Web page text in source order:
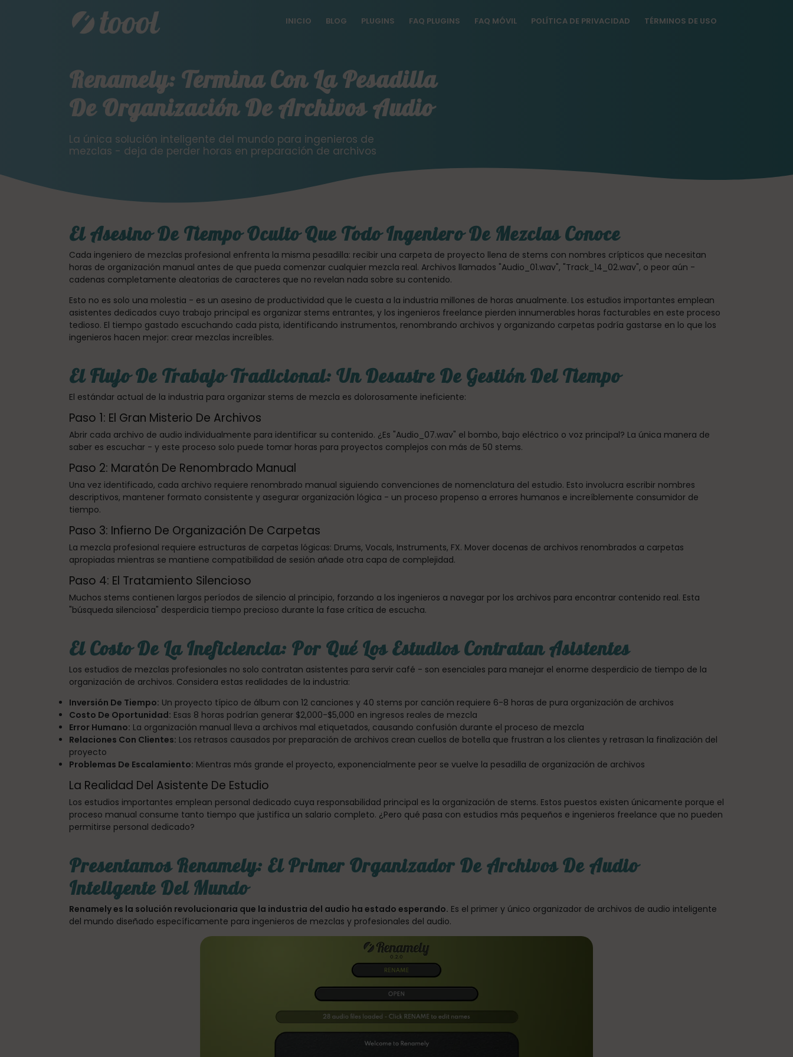
INICIO BLOG PLUGINS FAQ PLUGINS FAQ MÓVIL POLÍTICA DE PRIVACIDAD TÉRMINOS DE USO
Renamely: Termina Con La Pesadilla
De Organización De Archivos Audio
La única solución inteligente del mundo para ingenieros de
mezclas - deja de perder horas en preparación de archivos
El Asesino De Tiempo Oculto Que Todo Ingeniero De Mezclas Conoce
Cada ingeniero de mezclas profesional enfrenta la misma pesadilla: recibir una carpeta de proyecto llena de stems con nombres crípticos que necesitan
horas de organización manual antes de que pueda comenzar cualquier mezcla real. Archivos llamados "Audio_01.wav", "Track_14_02.wav", o peor aún -
cadenas completamente aleatorias de caracteres que no revelan nada sobre su contenido.
Esto no es solo una molestia - es un asesino de productividad que le cuesta a la industria millones de horas anualmente. Los estudios importantes emplean
asistentes dedicados cuyo trabajo principal es organizar stems entrantes, y los ingenieros freelance pierden innumerables horas facturables en este proceso
tedioso. El tiempo gastado escuchando cada pista, identificando instrumentos, renombrando archivos y organizando carpetas podría gastarse en lo que los
ingenieros hacen mejor: crear mezclas increíbles.
El Flujo De Trabajo Tradicional: Un Desastre De Gestión Del Tiempo
El estándar actual de la industria para organizar stems de mezcla es dolorosamente ineficiente:
Paso 1: El Gran Misterio De Archivos
Abrir cada archivo de audio individualmente para identificar su contenido. ¿Es "Audio_07.wav" el bombo, bajo eléctrico o voz principal? La única manera de
saber es escuchar - y este proceso solo puede tomar horas para proyectos complejos con más de 50 stems.
Paso 2: Maratón De Renombrado Manual
Una vez identificado, cada archivo requiere renombrado manual siguiendo convenciones de nomenclatura del estudio. Esto involucra escribir nombres
descriptivos, mantener formato consistente y asegurar organización lógica - un proceso propenso a errores humanos e increíblemente consumidor de
tiempo.
Paso 3: Infierno De Organización De Carpetas
La mezcla profesional requiere estructuras de carpetas lógicas: Drums, Vocals, Instruments, FX. Mover docenas de archivos renombrados a carpetas
apropiadas mientras se mantiene compatibilidad de sesión añade otra capa de complejidad.
Paso 4: El Tratamiento Silencioso
Muchos stems contienen largos períodos de silencio al principio, forzando a los ingenieros a navegar por los archivos para encontrar contenido real. Esta
"búsqueda silenciosa" desperdicia tiempo precioso durante la fase crítica de escucha.
El Costo De La Ineficiencia: Por Qué Los Estudios Contratan Asistentes
Los estudios de mezclas profesionales no solo contratan asistentes para servir café - son esenciales para manejar el enorme desperdicio de tiempo de la
organización de archivos. Considera estas realidades de la industria:
Inversión De Tiempo: Un proyecto típico de álbum con 12 canciones y 40 stems por canción requiere 6-8 horas de pura organización de archivos
Costo De Oportunidad: Esas 8 horas podrían generar $2,000-$5,000 en ingresos reales de mezcla
Error Humano: La organización manual lleva a archivos mal etiquetados, causando confusión durante el proceso de mezcla
Relaciones Con Clientes: Los retrasos causados por preparación de archivos crean cuellos de botella que frustran a los clientes y retrasan la finalización del
proyecto
Problemas De Escalamiento: Mientras más grande el proyecto, exponencialmente peor se vuelve la pesadilla de organización de archivos
La Realidad Del Asistente De Estudio
Los estudios importantes emplean personal dedicado cuya responsabilidad principal es la organización de stems. Estos puestos existen únicamente porque el
proceso manual consume tanto tiempo que justifica un salario completo. ¿Pero qué pasa con estudios más pequeños e ingenieros freelance que no pueden
permitirse personal dedicado?
Presentamos Renamely: El Primer Organizador De Archivos De Audio
Inteligente Del Mundo
Renamely es la solución revolucionaria que la industria del audio ha estado esperando. Es el primer y único organizador de archivos de audio inteligente
del mundo diseñado específicamente para ingenieros de mezclas y profesionales del audio.